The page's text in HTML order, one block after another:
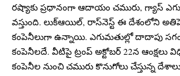
రష్యాకు ప్రధానంగా ఆదాయం చమురు, గ్యాస్
వస్తుంది. లుక్ఆయిల్, రాస్‌నెస్ట్ ఈ దేశంలోని
కంపెనీలుగా ఉన్నాయి. ఎగుమతుల్లో దాదాపు
కంపెనీలదే. వీటిపై ట్రంప్ అక్టోబర్ 22న ఆంక్షలు
కంపెనీల నుంచి చమురు కొనుగోలు చేస్తున్న